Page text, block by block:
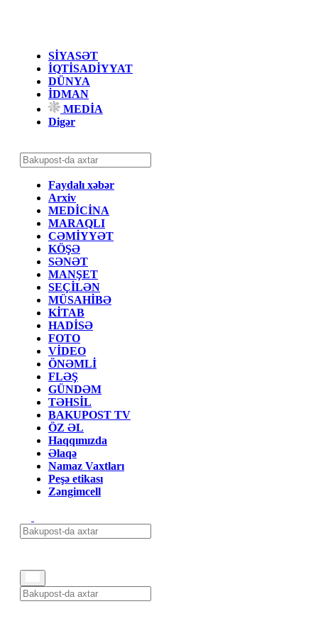
SİYASƏT
İQTİSADİYYAT
DÜNYA
İDMAN
MEDİA
Digər
Faydalı xəbər
Arxiv
MEDİCİNA
MARAQLI
CƏMİYYƏT
KÖŞƏ
SƏNƏT
MANŞET
SEÇİLƏN
MÜSAHİBƏ
KİTAB
HADİSƏ
FOTO
VİDEO
ÖNƏMLİ
FLƏŞ
GÜNDƏM
TƏHSİL
BAKUPOST TV
ÖZ ƏL
Haqqımızda
Əlaqə
Namaz Vaxtları
Peşə etikası
Zəngimcell